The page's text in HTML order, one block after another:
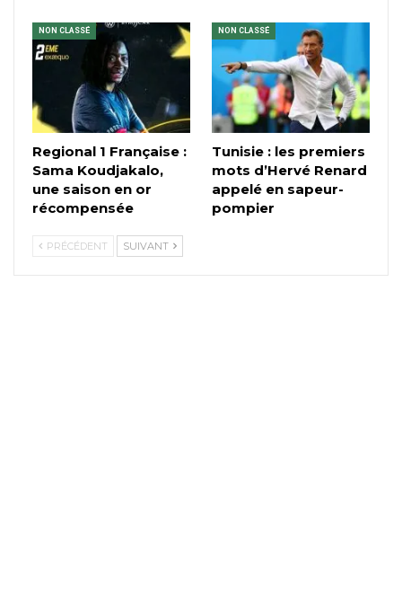
NON CLASSÉ
Regional 1 Française :
Sama Koudjakalo,
une saison en or
récompensée
NON CLASSÉ
Tunisie : les premiers
mots d’Hervé Renard
appelé en sapeur-
pompier
PRÉCÉDENT SUIVANT